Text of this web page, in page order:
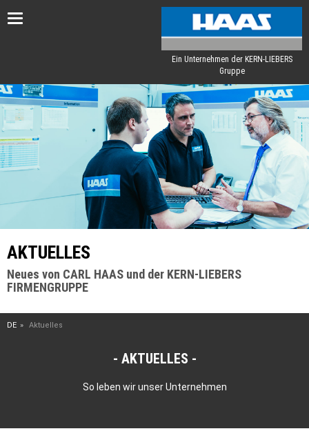
Toggle
Ein Unternehmen der KERN-LIEBERS
Gruppe
AKTUELLES
Neues von CARL HAAS und der KERN-LIEBERS
FIRMENGRUPPE
DE Aktuelles
AKTUELLES
So leben wir unser Unternehmen